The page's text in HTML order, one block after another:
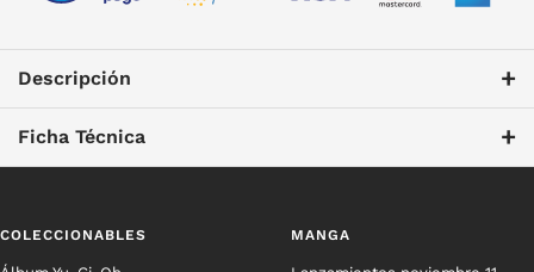
Descripción +
Ficha Técnica +
COLECCIONABLES MANGA